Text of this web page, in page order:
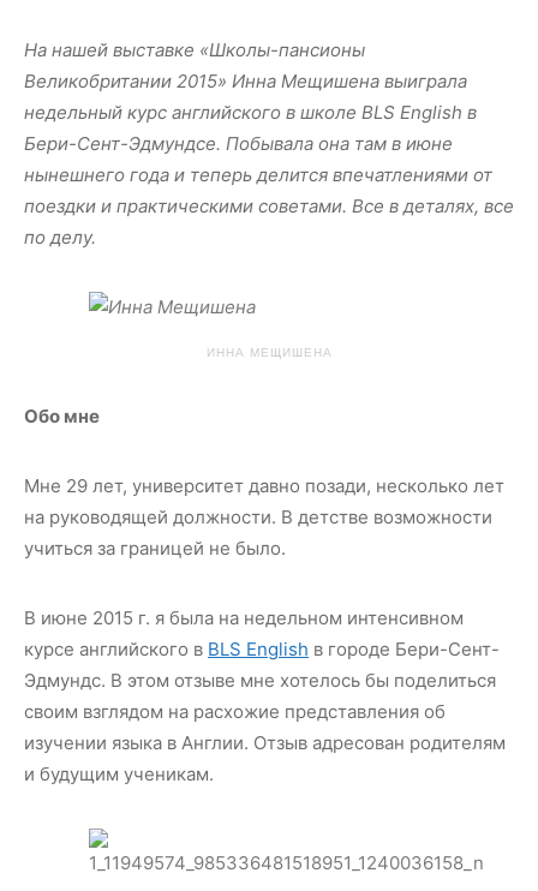
На нашей выставке «Школы-пансионы
Великобритании 2015» Инна Мещишена выиграла
недельный курс английского в школе BLS English в
Бери-Сент-Эдмундсе. Побывала она там в июне
нынешнего года и теперь делится впечатлениями от
поездки и практическими советами. Все в деталях, все
по делу.
ИННА МЕЩИШЕНА
Обо мне
Мне 29 лет, университет давно позади, несколько лет
на руководящей должности. В детстве возможности
учиться за границей не было.
В июне 2015 г. я была на недельном интенсивном
курсе английского в BLS English в городе Бери-Сент-
Эдмундс. В этом отзыве мне хотелось бы поделиться
своим взглядом на расхожие представления об
изучении языка в Англии. Отзыв адресован родителям
и будущим ученикам.